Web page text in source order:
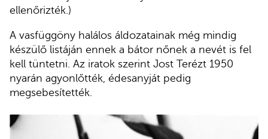
ellenőrizték.)
A vasfüggöny halálos áldozatainak még mindig
készülő listáján ennek a bátor nőnek a nevét is fel
kell tüntetni. Az iratok szerint Jost Terézt 1950
nyarán agyonlőtték, édesanyját pedig
megsebesítették.